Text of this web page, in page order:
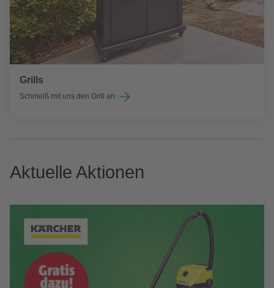
Grills
Schmeiß mit uns den Grill an
Aktuelle Aktionen